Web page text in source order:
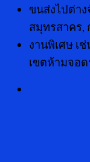
ขนส่งไปต่าง
สมุทรสาคร,
งานพิเศษ เ
เขตห้ามจอ